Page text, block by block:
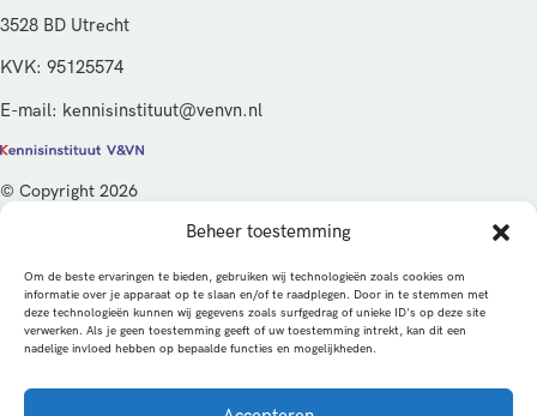
Beheer toestemming
Om de beste ervaringen te bieden, gebruiken wij technologieën zoals cookies om
informatie over je apparaat op te slaan en/of te raadplegen. Door in te stemmen met
deze technologieën kunnen wij gegevens zoals surfgedrag of unieke ID's op deze site
verwerken. Als je geen toestemming geeft of uw toestemming intrekt, kan dit een
nadelige invloed hebben op bepaalde functies en mogelijkheden.
3528 BD Utrecht
KVK: 95125574
E-mail: kennisinstituut@venvn.nl
© Copyright 2026
De activiteiten van het Kennisinstituut V&VN worden gefinancierd
vanuit de kwaliteitsgelden van het ministerie van Volksgezondheid,
Welzijn en Sport (VWS), beheerd door ZonMw.
PrivacybeleidCookiesAlgemene voorwaarden